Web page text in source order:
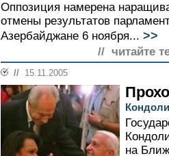
Оппозиция намерена
отмены результатов
Азербайджане 6 ноября... >>
// читайте
// 15.11.2005
на